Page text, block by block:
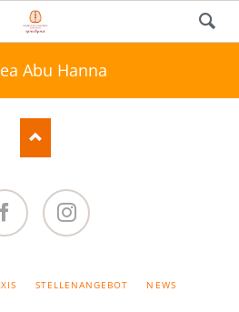
Abu Hanna
STELLENANGEBOT NEWS